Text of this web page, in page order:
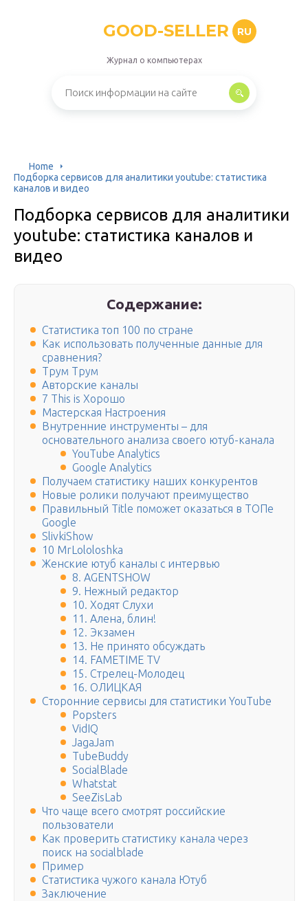
GOOD-SELLER RU
Журнал о компьютерах
Home
Подборка сервисов для аналитики youtube: статистика
каналов и видео
Подборка сервисов для аналитики
youtube: статистика каналов и
видео
Содержание:
Статистика топ 100 по стране
Как использовать полученные данные для
сравнения?
Трум Трум
Авторские каналы
7 This is Хорошо
Мастерская Настроения
Внутренние инструменты – для
основательного анализа своего ютуб-канала
YouTube Analytics
Google Analytics
Получаем статистику наших конкурентов
Новые ролики получают преимущество
Правильный Title поможет оказаться в ТОПе
Google
SlivkiShow
10 MrLololoshka
Женские ютуб каналы с интервью
8. AGENTSHOW
9. Нежный редактор
10. Ходят Слухи
11. Алена, блин!
12. Экзамен
13. Не принято обсуждать
14. FAMETIME TV
15. Стрелец-Молодец
16. ОЛИЦКАЯ
Сторонние сервисы для статистики YouTube
Popsters
VidIQ
JagaJam
TubeBuddy
SocialBlade
Whatstat
SeeZisLab
Что чаще всего смотрят российские
пользователи
Как проверить статистику канала через
поиск на socialblade
Пример
Статистика чужого канала Ютуб
Заключение